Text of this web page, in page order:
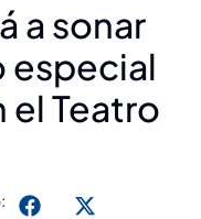
a sonar
especial
el Teatro